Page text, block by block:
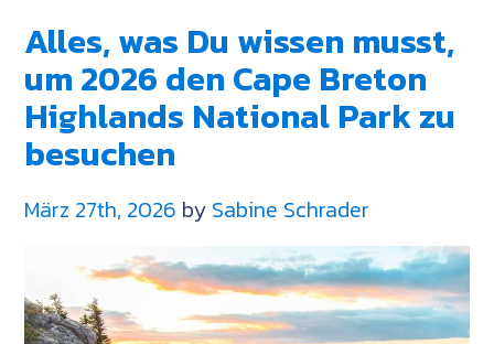
Nova
Scotias
Südwestküste:
Von
Island
bis
Lunenburg
Alles, was Du wissen musst,
um 2026 den Cape Breton
Highlands National Park zu
besuchen
März 27th, 2026 by Sabine Schrader